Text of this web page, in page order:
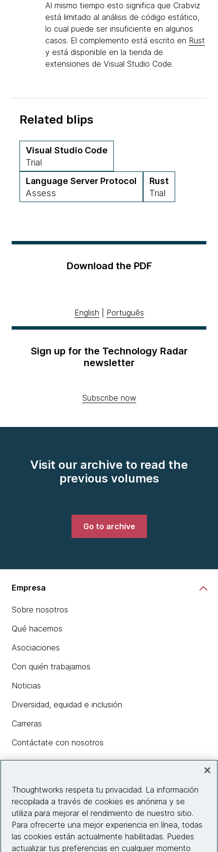
Al mismo tiempo esto significa que Crabviz
está limitado al análisis de código estático,
lo cual puede ser insuficiente en algunos
casos. El complemento está escrito en Rust
y está disponible en la tienda de
extensiones de Visual Studio Code.
Related blips
Visual Studio Code
Trial
Language Server Protocol
Assess
Rust
Trial
Download the PDF
English Português
Sign up for the Technology Radar
newsletter
Subscribe now
Visit our archive to read the
previous volumes
Go to archive
Empresa
Sobre nosotros
Qué hacemos
Asociaciones
Con quién trabajamos
Noticias
Diversidad, equidad e inclusión
Carreras
Contáctate con nosotros
Información del sitio web
Conecta con nosotros
Thoughtworks respeta tu privacidad. La información
recopilada a través de cookies es anónima y se
utiliza para mejorar el rendimiento de nuestro sitio.
Para ofrecerte una mejor experiencia en línea, todas
las cookies están actualmente habilitadas. Puedes
actualizar tus preferencias en cualquier momento